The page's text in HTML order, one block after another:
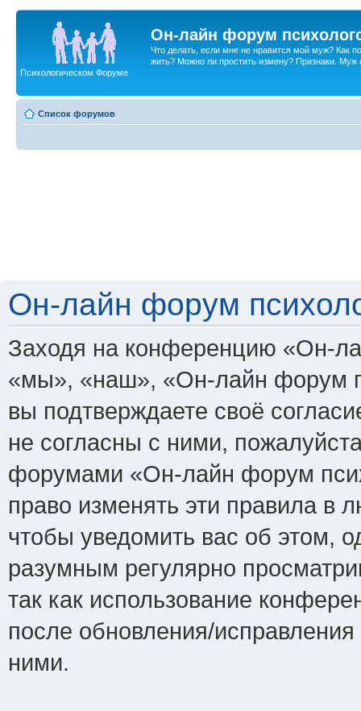
Он-лайн форум
Что делать, если мне не нравится мой муж? Как
жить? Можно ли простить измену? Признаки. Муж
Психологическом Форуме
Список форумов
Он-лайн форум
Заходя на конференцию «Он-
«мы», «наш», «Он-лайн форум
вы подтверждаете своё
не согласны с ними,
форумами «Он-лайн форум
право изменять эти правила в
чтобы уведомить вас об этом,
разумным регулярно
так как использование
после обновления/
ними.